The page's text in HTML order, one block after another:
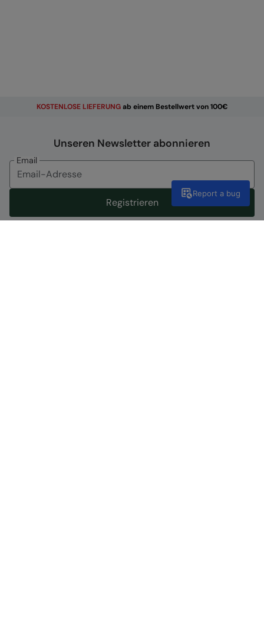
KOSTENLOSE LIEFERUNGab einem Bestellwert von 100€
Unseren Newsletter abonnieren
Email
Registrieren
Report a bug